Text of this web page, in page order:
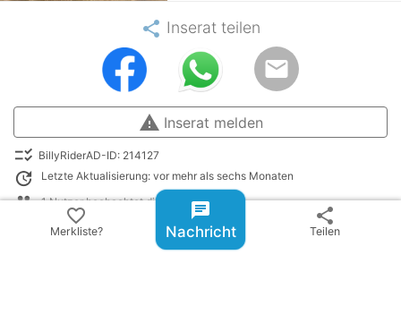
share Inserat teilen
email
warning Inserat melden
checklist_rtl BillyRiderAD-ID: 214127
update Letzte Aktualisierung: vor mehr als sechs Monaten
people 1 Nutzer beobachtet dieses Angebot
0119 favorite_border
Merkliste?
chat
Nachricht
share
Teilen